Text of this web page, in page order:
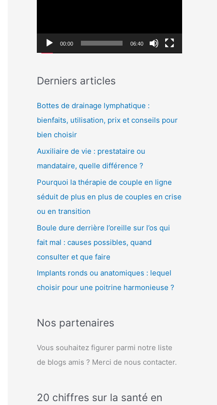
e
:
e
v
d
é
o
00:00 06:40
Derniers articles
Bottes de drainage lymphatique :
bienfaits, utilisation, prix et conseils pour
bien choisir
Auxiliaire de vie : prestataire ou
mandataire, quelle différence ?
Pourquoi la thérapie de couple en ligne
séduit de plus en plus de couples en crise
ou en transition
Boule dure derrière l’oreille sur l’os qui
fait mal : causes possibles, quand
consulter et que faire
Implants ronds ou anatomiques : lequel
choisir pour une poitrine harmonieuse ?
Nos partenaires
Vous souhaitez figurer parmi notre liste
de blogs amis ? Merci de nous contacter.
20 chiffres sur la santé en